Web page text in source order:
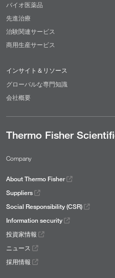
バイオ医薬品
先進治療
治験関連サービス
商用生産サービス
インサイト＆リソース
グローバルな専門知識
会社概要
Thermo Fisher
Company
About Thermo Fisher
Suppliers
Social Responsibility (CSR)
Information security
投資家情報
ニュース
採用情報